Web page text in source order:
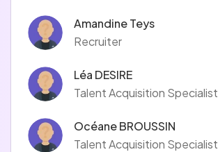
Amandine Teys
Recruiter
Léa DESIRE
Talent Acquisition Specialist
Océane BROUSSIN
Talent Acquisition Specialist